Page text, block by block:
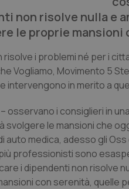
non risolve nulla e
le proprie
risolve i problemi né per i
Vogliamo, Movimento 5
in merito a
– osservano i consiglieri in
le mansioni che
auto medica, adesso gli
professionisti sono
i dipendenti non risolve
con serenità, quelle